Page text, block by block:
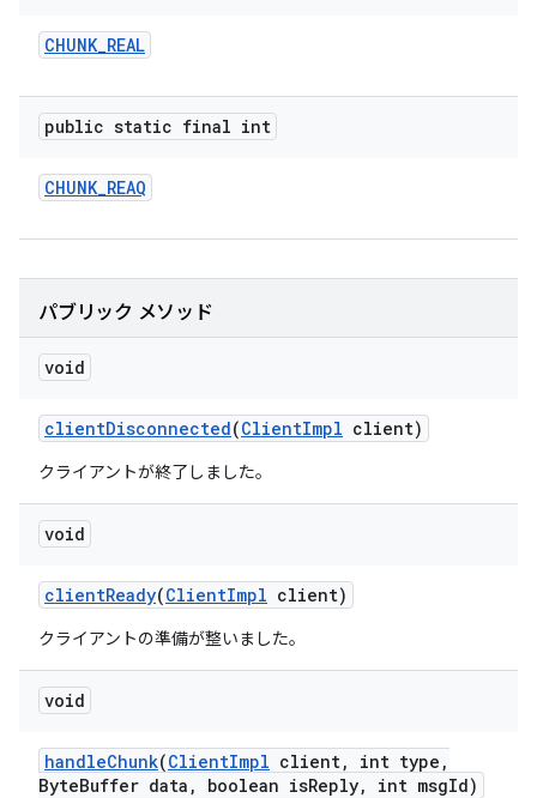
CHUNK_REAL
public static final int
CHUNK_REAQ
パブリック メソッド
void
clientDisconnected(ClientImpl client)
クライアントが終了しました。
void
clientReady(ClientImpl client)
クライアントの準備が整いました。
void
handleChunk(ClientImpl client, int type ,
ByteBuffer data , boolean isReply, int msgId)